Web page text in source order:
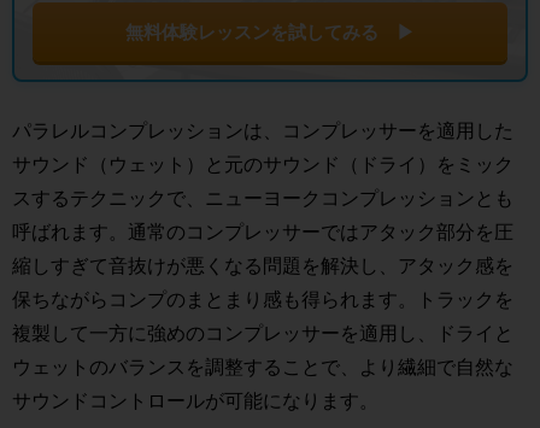
無料体験レッスンを試してみる ▶
パラレルコンプレッションは、コンプレッサーを適用した
サウンド（ウェット）と元のサウンド（ドライ）をミック
スするテクニックで、ニューヨークコンプレッションとも
呼ばれます。通常のコンプレッサーではアタック部分を圧
縮しすぎて音抜けが悪くなる問題を解決し、アタック感を
保ちながらコンプのまとまり感も得られます。トラックを
複製して一方に強めのコンプレッサーを適用し、ドライと
ウェットのバランスを調整することで、より繊細で自然な
サウンドコントロールが可能になります。